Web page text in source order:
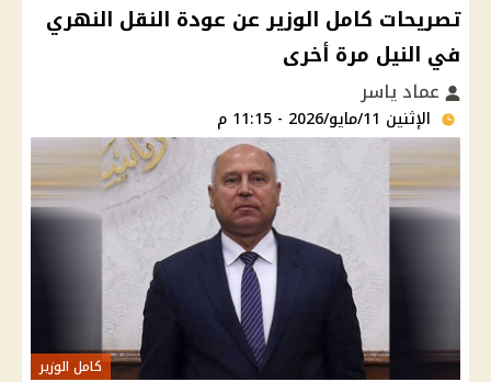
تصريحات كامل الوزير عن عودة النقل النهري
في النيل مرة أخرى
عماد ياسر
الإثنين 11/مايو/2026 - 11:15 م
كامل الوزير